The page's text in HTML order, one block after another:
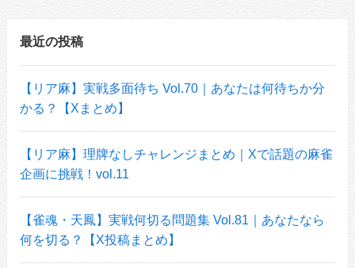
最近の投稿
【リア麻】実戦多面待ち Vol.70｜あなたは何待ちか分
かる？【Xまとめ】
【リア麻】理牌なしチャレンジまとめ｜Xで話題の麻雀
企画に挑戦！vol.11
【雀魂・天鳳】実戦何切る問題集 Vol.81｜あなたなら
何を切る？【X投稿まとめ】